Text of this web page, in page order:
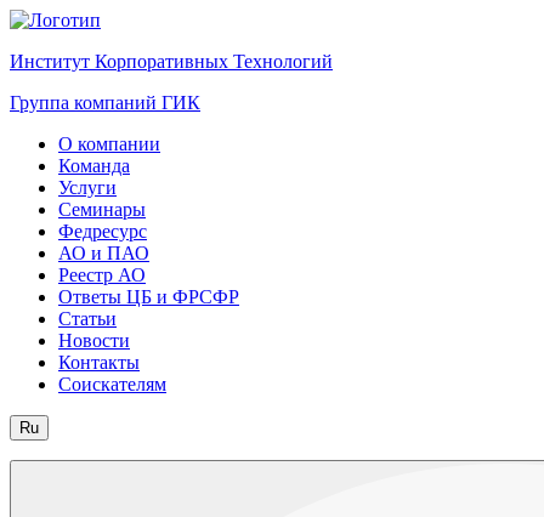
Институт Корпоративных Технологий
Группа компаний ГИК
О компании
Команда
Услуги
Семинары
Федресурс
АО и ПАО
Реестр АО
Ответы ЦБ и ФРСФР
Статьи
Новости
Контакты
Соискателям
Ru